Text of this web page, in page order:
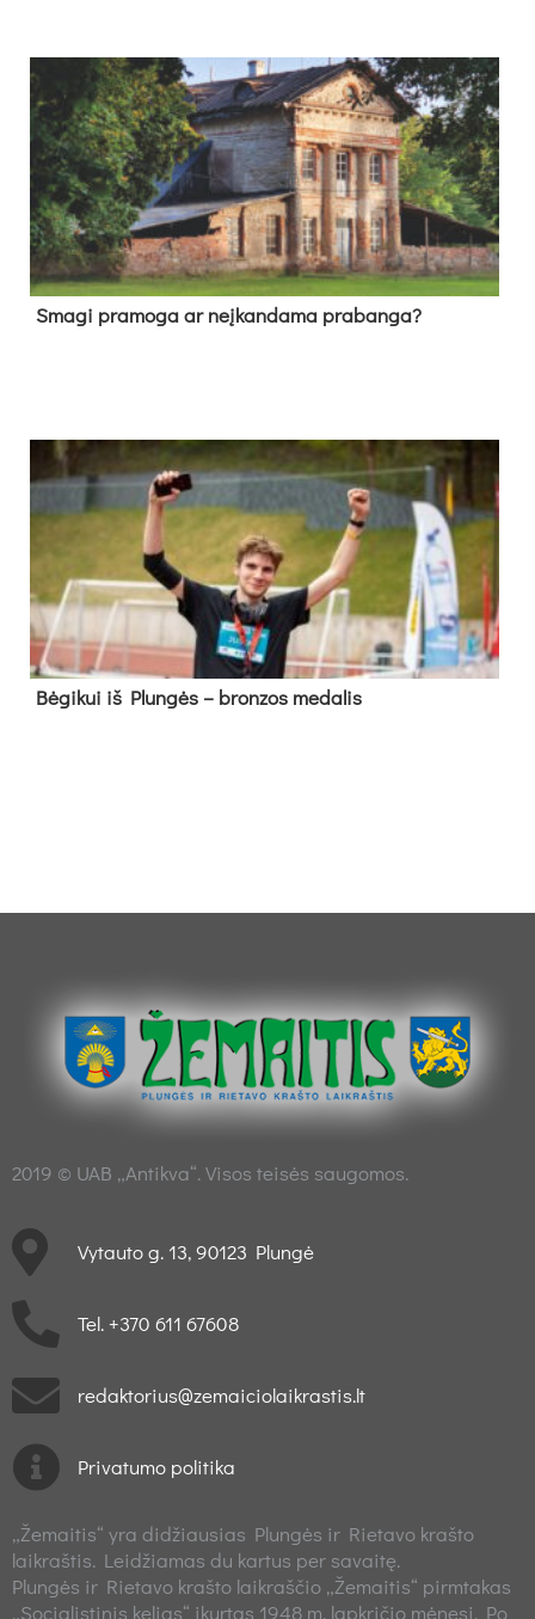
Sma­gi pra­mo­ga ar neį­kan­da­ma pra­ban­ga?
Bė­gi­kui iš Plun­gės – bron­zos me­da­lis
2019 © UAB „Antikva“. Visos teisės saugomos.
Vytauto g. 13, 90123 Plungė
Tel. +370 611 67608
redaktorius@zemaiciolaikrastis.lt
Privatumo politika
„Žemaitis“ yra didžiausias Plungės ir Rietavo krašto
laikraštis. Leidžiamas du kartus per savaitę.
Plungės ir Rietavo krašto laikraščio „Žemaitis“ pirmtakas
„Socialistinis kelias“ įkurtas 1948 m. lapkričio mėnesį. Po